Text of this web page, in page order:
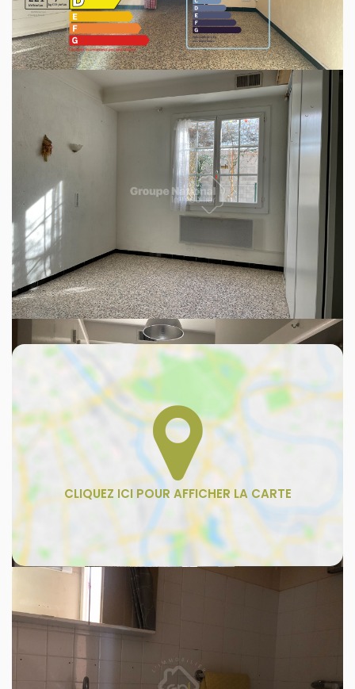
Montant estimé des dépenses annuelles d'énergie
pour un usage standard entre 600€ et 840€. Pour la
date de référence 01/01/2021.
Ce bien est soumis à un diagnostic ERP
(État des Risques et Pollutions). Pour en
savoir plus, rendez-vous sur
https://www.georisques.gouv.fr/
Découvrez votre futur quartier
Avec votre expert VIA DOMITIA IMMOBILIER
Commerce
Parc, Jardin et Square
Supermarché